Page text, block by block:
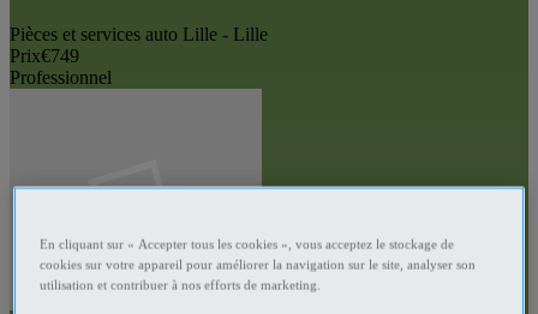
Pièces et services auto Lille - Lille
Prix€749
Professionnel
En cliquant sur « Accepter tous les cookies », vous acceptez le stockage de
cookies sur votre appareil pour améliorer la navigation sur le site, analyser son
utilisation et contribuer à nos efforts de marketing.